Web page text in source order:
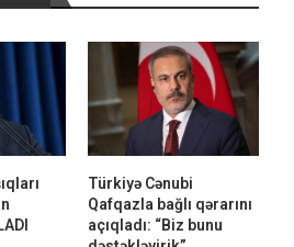
Türkiyə Cənubi
Qafqazla bağlı qərarını
açıqladı: “Biz bunu